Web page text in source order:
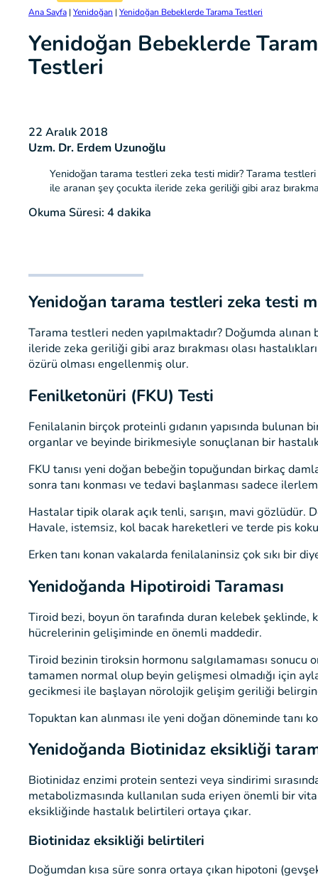
Ana Sayfa | Yenidoğan | Yenidoğan Bebeklerde Tarama Testleri
Yenidoğan Bebeklerde
Testleri
22 Aralık 2018
Uzm. Dr. Erdem Uzunoğlu
Yenidoğan tarama testleri zeka testi midir? Tarama
ile aranan şey çocukta ileride zeka geriliği gibi araz
Okuma Süresi: 4 dakika
Yenidoğan tarama testleri zeka testi
Tarama testleri neden yapılmaktadır? Doğumda
ileride zeka geriliği gibi araz bırakması olası
özürü olması engellenmiş olur.
Fenilketonüri (FKU) Testi
Fenilalanin birçok proteinli gıdanın yapısında
organlar ve beyinde birikmesiyle sonuçlanan bir
FKU tanısı yeni doğan bebeğin topuğundan birkaç
sonra tanı konması ve tedavi başlanması sadece
Hastalar tipik olarak açık tenli, sarışın, mavi gözlüdür.
Havale, istemsiz, kol bacak hareketleri ve terde pis
Erken tanı konan vakalarda fenilalaninsiz çok sıkı bir
Yenidoğanda Hipotiroidi Taraması
Tiroid bezi, boyun ön tarafında duran kelebek şeklinde,
hücrelerinin gelişiminde en önemli maddedir.
Tiroid bezinin tiroksin hormonu salgılamaması sonucu
tamamen normal olup beyin gelişmesi olmadığı için
gecikmesi ile başlayan nörolojik gelişim geriliği
Topuktan kan alınması ile yeni doğan döneminde tanı
Yenidoğanda Biotinidaz eksikliği
Biotinidaz enzimi protein sentezi veya sindirimi
metabolizmasında kullanılan suda eriyen önemli bir
eksikliğinde hastalık belirtileri ortaya çıkar.
Biotinidaz eksikliği belirtileri
Doğumdan kısa süre sonra ortaya çıkan hipotoni